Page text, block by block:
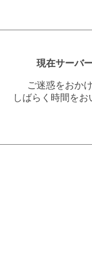
現在サーバ
ご迷惑をおか
しばらく時間を